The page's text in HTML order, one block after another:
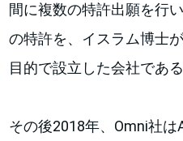
間に複数の特許出願を行
の特許を、イスラム博士
目的で設立した会社であ
その後2018年、Omni社